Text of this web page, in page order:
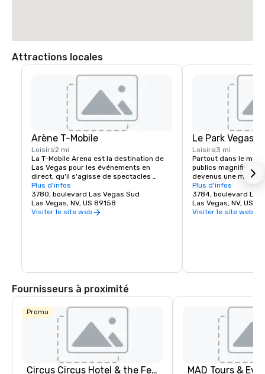
Attractions locales
Arène T-Mobile
Loisirs2 mi
La T-Mobile Arena est la destination de
Las Vegas pour les événements en
direct, qu'il s'agisse de spectacles
musicaux ou d'événements sportifs
palpitants, elle a établi une nouvelle
norme en matière de divertissement
dans la ville qui fait le mieux. L'aréna T-
Plus d'infos
3780, boulevard Las Vegas Sud
Las Vegas, NV, US 89158
Visiter le site web
Le Park Vegas
Loisirs 3 mi
Partout dans le
publics magnifiques
devenus une
plus belles villes et
exception. MGM
l'expérience
créant une
Découvrez l'énergie
Plus d'infos
3784, boulevard Las
Las Vegas, NV, US
Visiter le site web
Fournisseurs à proximité
Promu
Circus Circus Hotel & the Festival Grounds MAD Tours &